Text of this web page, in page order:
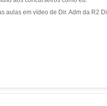
aulas em vídeo de Dir. Adm da R2